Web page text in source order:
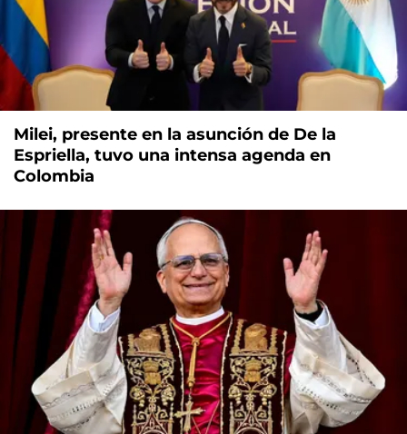
Milei, presente en la asunción de De la
Espriella, tuvo una intensa agenda en
Colombia